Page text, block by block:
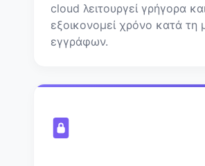
cloud λειτουργεί γρήγορα
εξοικονομεί χρόνο κατά τη
εγγράφων.